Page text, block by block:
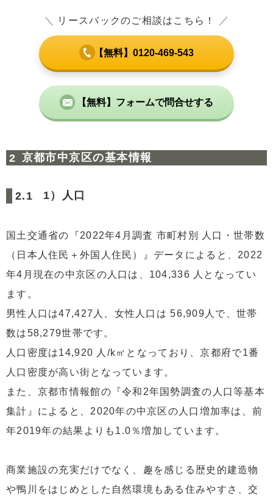
＼ リースバックのご相談はこちら！ ／
【無料】0120-469-543
【無料】フォームで問合せする
京都市中京区の基本情報
1）人口
国土交通省の『2022年4月調査 市町村別 人口・世帯数
（日本人住民＋外国人住民）』データによると、2022
年4月現在の中京区の人口は、104,336 人となってい
ます。
男性人口は47,427人、女性人口は 56,909人で、世帯
数は58,279世帯です。
人口密度は14,920 人/k㎡となっており、京都府で1番
人口密度が高い街となっています。
また、京都市情報館の『令和2年国勢調査の人口等基本
集計』によると、2020年の中京区の人口増加率は、前
年2019年の結果よりも1.0％増加しています。
商業施設の充実だけでなく、趣を感じる歴史的建造物
や鴨川をはじめとした自然環境もある住みやすさ、交